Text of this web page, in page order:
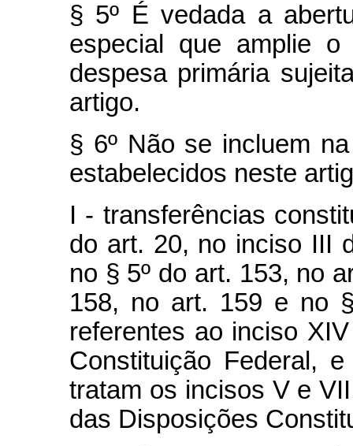
§ 5º É vedada a
especial que amplie o
despesa primária
artigo.
§ 6º Não se incluem
estabelecidos neste
I - transferências
do art. 20, no inciso III
no § 5º do art. 153, no
158, no art. 159 e no
referentes ao inciso
Constituição Federal,
tratam os incisos V e
das Disposições